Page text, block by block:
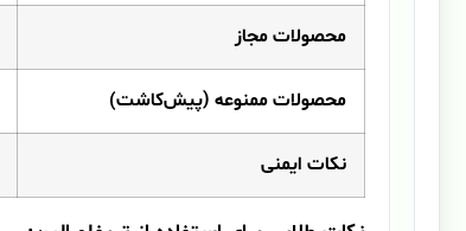
محصولات مجاز
محصولات ممنوعه (پیش‌کاشت)
نکات ایمنی